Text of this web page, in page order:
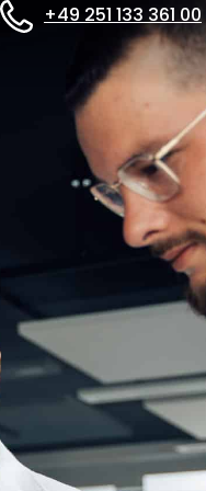
+49 251 133 361 00